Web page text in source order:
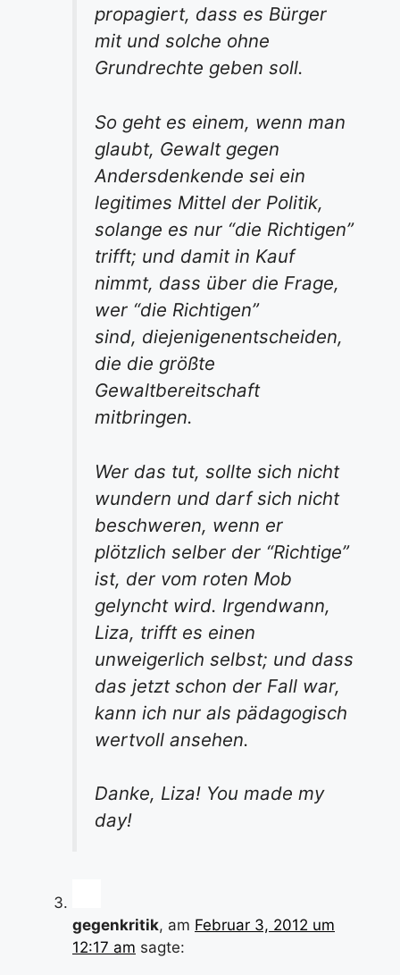
propagiert, dass es Bürger
mit und solche ohne
Grundrechte geben soll.
So geht es einem, wenn man
glaubt, Gewalt gegen
Andersdenkende sei ein
legitimes Mittel der Politik,
solange es nur “die Richtigen”
trifft; und damit in Kauf
nimmt, dass über die Frage,
wer “die Richtigen”
sind, diejenigenentscheiden,
die die größte
Gewaltbereitschaft
mitbringen.
Wer das tut, sollte sich nicht
wundern und darf sich nicht
beschweren, wenn er
plötzlich selber der “Richtige”
ist, der vom roten Mob
gelyncht wird. Irgendwann,
Liza, trifft es einen
unweigerlich selbst; und dass
das jetzt schon der Fall war,
kann ich nur als pädagogisch
wertvoll ansehen.
Danke, Liza! You made my
day!
gegenkritik, am Februar 3, 2012 um
12:17 am sagte: